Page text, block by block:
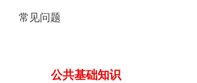
常见问题
公共基础知识